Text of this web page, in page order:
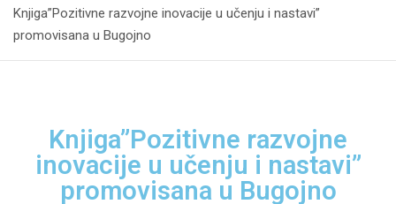
Knjiga”Pozitivne razvojne inovacije u učenju i nastavi”
promovisana u Bugojno
Knjiga”Pozitivne razvojne
inovacije u učenju i nastavi”
promovisana u Bugojno